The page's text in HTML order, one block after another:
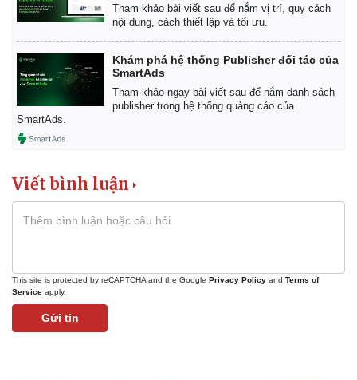
Tư vấn luật
Phân tích
Tham khảo bài viết sau để nắm vị trí, quy cách
nội dung, cách thiết lập và tối ưu.
Khám phá hệ thống Publisher đối tác của
SmartAds
Tham khảo ngay bài viết sau để nắm danh sách
publisher trong hệ thống quảng cáo của
SmartAds.
Viết bình luận
This site is protected by reCAPTCHA and the Google Privacy Policy and Terms of
Service apply.
Gửi tin